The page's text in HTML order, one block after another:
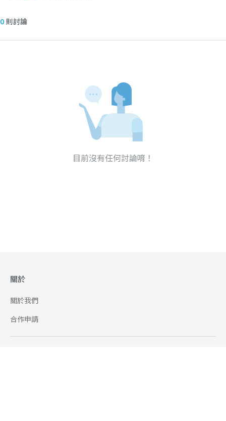
0 則討論
目前沒有任何討論唷！
關於
關於我們
合作申請